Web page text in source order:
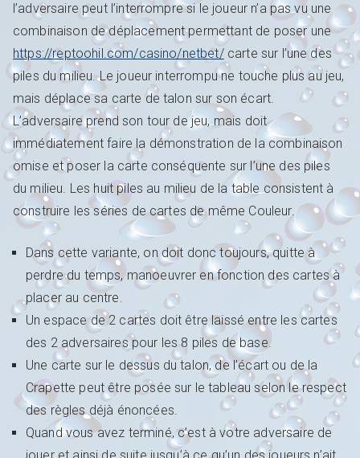
l’adversaire peut l’interrompre si le joueur n’a pas vu une
combinaison de déplacement permettant de poser une
https://reptoohil.com/casino/netbet/carte sur l’une des
piles du milieu. Le joueur interrompu ne touche plus au jeu,
mais déplace sa carte de talon sur son écart.
L’adversaire prend son tour de jeu, mais doit
immédiatement faire la démonstration de la combinaison
omise et poser la carte conséquente sur l’une des piles
du milieu. Les huit piles au milieu de la table consistent à
construire les séries de cartes de même Couleur.
Dans cette variante, on doit donc toujours, quitte à
perdre du temps, manoeuvrer en fonction des cartes à
placer au centre.
Un espace de 2 cartes doit être laissé entre les cartes
des 2 adversaires pour les 8 piles de base.
Une carte sur le dessus du talon, de l’écart ou de la
Crapette peut être posée sur le tableau selon le respect
des règles déjà énoncées.
Quand vous avez terminé, c’est à votre adversaire de